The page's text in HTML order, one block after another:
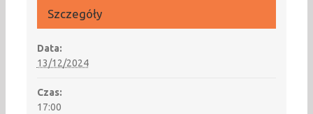
Szczegóły
Data:
13/12/2024
Czas:
17:00